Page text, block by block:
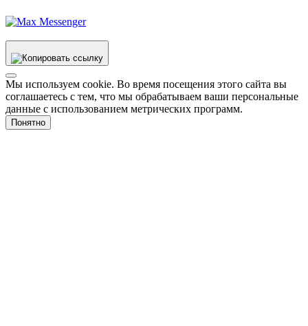
Мы используем cookie. Во время посещения этого сайта вы
соглашаетесь с тем, что мы обрабатываем ваши персональные
данные с использованием метрических программ.
Понятно